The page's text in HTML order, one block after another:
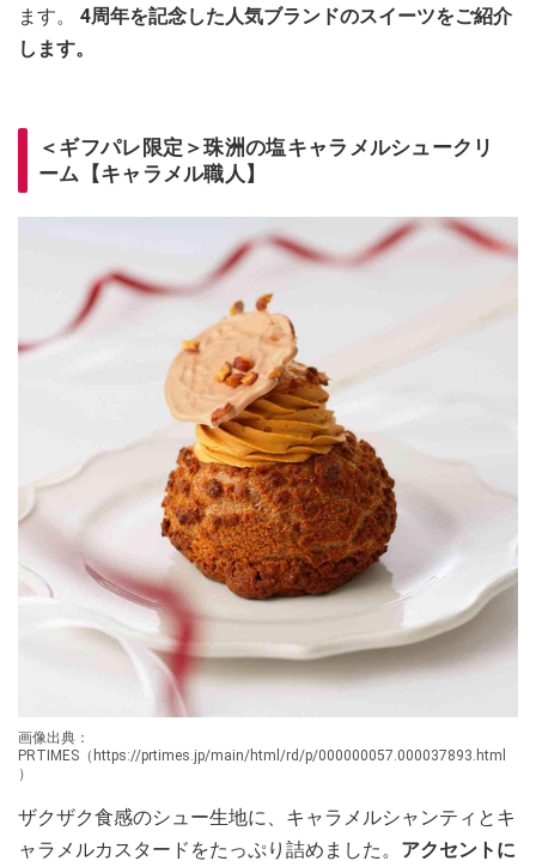
ます。
4周年を記念した人気ブランドのスイーツをご紹介
します。
＜ギフパレ限定＞珠洲の塩キャラメルシュークリ
ーム【キャラメル職人】
画像出典：
PRTIMES（https://prtimes.jp/main/html/rd/p/000000057.000037893.html
）
ザクザク食感のシュー生地に、キャラメルシャンティとキ
ャラメルカスタードをたっぷり詰めました。 アクセントに